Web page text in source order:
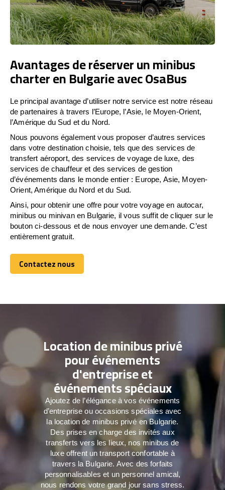
Avantages de réserver un minibus
charter en Bulgarie avec OsaBus
Le principal avantage d’utiliser notre service est notre réseau
de partenaires à travers l’Europe, l’Asie, le Moyen-Orient,
l’Amérique du Sud et du Nord.
Nous pouvons également vous proposer d’autres services
dans votre destination choisie, tels que des services de
transfert aéroport, des services de voyage de luxe, des
services de chauffeur et des services de gestion
d’événements dans le monde entier : Europe, Asie, Moyen-
Orient, Amérique du Nord et du Sud.
Ainsi, pour obtenir une offre pour votre voyage en autocar,
minibus ou minivan en Bulgarie, il vous suffit de cliquer sur le
bouton ci-dessous et de nous envoyer une demande. C’est
entièrement gratuit.
Contactez nous
Contactez nous
Location de minibus privé
pour événements
d'entreprise et
événements spéciaux
Ajoutez de l’élégance à vos événements
d’entreprise ou occasions spéciales avec
la location de minibus privé en Bulgarie.
Des prises en charge des invités aux
transferts vers les lieux, nos minibus de
luxe offrent un transport confortable à
travers la Bulgarie. Avec des forfaits
personnalisables et un personnel amical,
nous rendons votre grand jour sans stress.